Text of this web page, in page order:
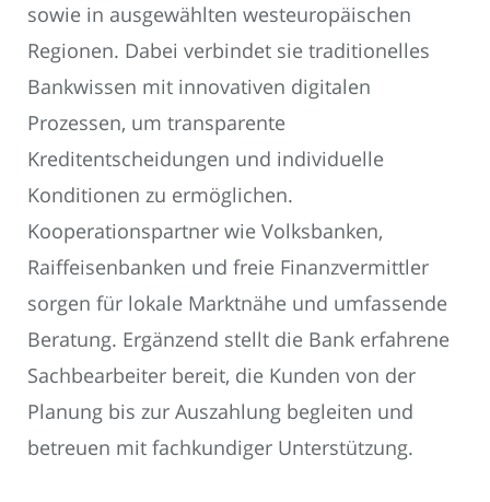
sowie in ausgewählten westeuropäischen
Regionen. Dabei verbindet sie traditionelles
Bankwissen mit innovativen digitalen
Prozessen, um transparente
Kreditentscheidungen und individuelle
Konditionen zu ermöglichen.
Kooperationspartner wie Volksbanken,
Raiffeisenbanken und freie Finanzvermittler
sorgen für lokale Marktnähe und umfassende
Beratung. Ergänzend stellt die Bank erfahrene
Sachbearbeiter bereit, die Kunden von der
Planung bis zur Auszahlung begleiten und
betreuen mit fachkundiger Unterstützung.